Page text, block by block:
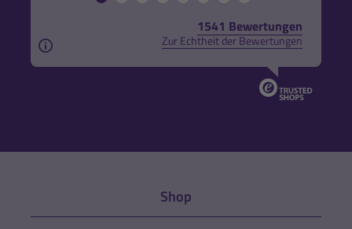
1541 Bewertungen
Zur Echtheit der Bewertungen
Aus rechtlichen Gründen weisen wir darauf hin,
Shop